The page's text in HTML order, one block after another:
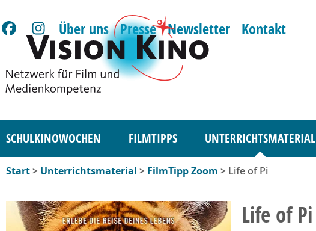
Über uns Presse Newsletter Kontakt
SCHULKINOWOCHEN FILMTIPPS UNTERRICHTSMATERIAL
Start> Unterrichtsmaterial > FilmTipp Zoom > Life of Pi
Life of Pi